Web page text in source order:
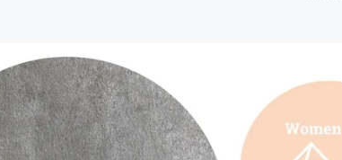
アート・写真
テクノロジー・ガジェット ゲーム・サービス